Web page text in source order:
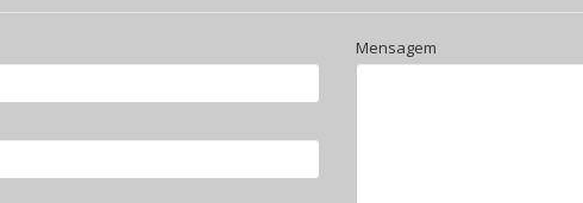
Mensagem